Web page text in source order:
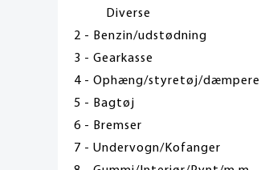
Diverse
2 - Benzin/udstødning
3 - Gearkasse
4 - Ophæng/styretøj/dæmpere
5 - Bagtøj
6 - Bremser
7 - Undervogn/Kofanger